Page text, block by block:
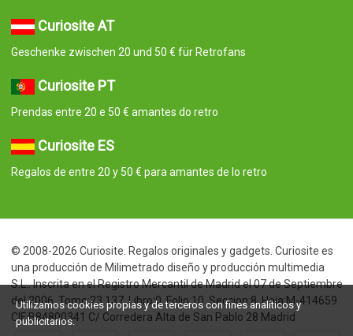
Curiosite AT
Geschenke zwischen 20 und 50 € für Retrofans
Curiosite PT
Prendas entre 20 e 50 € amantes do retro
Curiosite ES
Regalos de entre 20 y 50 € para amantes de lo retro
© 2008-2026 Curiosite. Regalos originales y gadgets. Curiosite es
una producción de Milimetrado diseño y producción multimedia
S.L.. Inscrita en el Registro Mercantil de Madrid el 07 de Septiembre
del 2006. Tomo:23.137. Libro:0. Folio:10. Seccion:8. Hoja:M-414659
CIF:B84800341 C/ Corredera Alta de San Pablo 28 Madrid
Utilizamos cookies propias y de terceros con fines analíticos y
publicitarios.